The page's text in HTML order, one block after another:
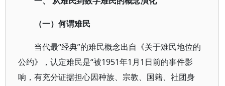
（一）何谓难民
当代最“经典”的难民概念出自《关于难民地位的
公约》，认定难民是“被1951年1月1日前的事件影
响，有充分证据担心因种族、宗教、国籍、社团身